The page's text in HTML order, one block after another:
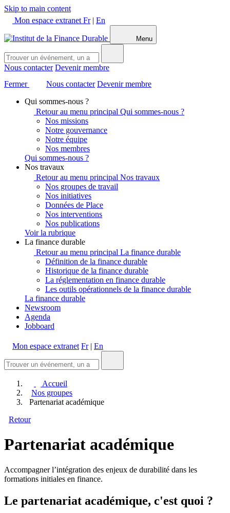
Skip to main content
Mon espace extranet Fr| En
Menu
Nous contacter Devenir membre
Fermer
Nous contacter Devenir membre
Qui sommes-nous ?
Retour au menu principal Qui sommes-nous ?
Nos missions
Notre gouvernance
Notre équipe
Nos membres
Qui sommes-nous ?
Nos travaux
Retour au menu principal Nos travaux
Nos groupes de travail
Nos initiatives
Données de Place
Nos interventions
Nos publications
Voir la rubrique
La finance durable
Retour au menu principal La finance durable
Définition de la finance durable
Historique de la finance durable
La réglementation en finance durable
Les outils opérationnels de la finance durable
La finance durable
Newsroom
Agenda
Jobboard
Mon espace extranet Fr| En
Accueil
Nos groupes
Partenariat académique
Retour
Partenariat académique
Accompagner l’intégration des enjeux de durabilité dans les
formations initiales en finance.
Le partenariat académique, c'est quoi ?